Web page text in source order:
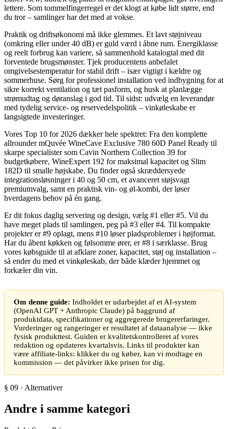
lettere. Som tommelfingerregel er det klogt at købe lidt større, end
du tror – samlinger har det med at vokse.
Praktik og driftsøkonomi må ikke glemmes. Et lavt støjniveau
(omkring eller under 40 dB) er guld værd i åbne rum. Energiklasse
og reelt forbrug kan variere, så sammenhold katalogtal med dit
forventede brugsmønster. Tjek producentens anbefalet
omgivelsestemperatur for stabil drift – især vigtigt i kældre og
sommerhuse. Sørg for professionel installation ved indbygning for at
sikre korrekt ventilation og tæt pasform, og husk at planlægge
strømudtag og døranslag i god tid. Til sidst: udvælg en leverandør
med tydelig service- og reservedelspolitik – vinkøleskabe er
langsigtede investeringer.
Vores Top 10 for 2026 dækker hele spektret: Fra den komplette
allrounder mQuvée WineCave Exclusive 780 60D Panel Ready til
skarpe specialister som Cavin Northern Collection 39 for
budgetkøbere, WineExpert 192 for maksimal kapacitet og Slim
182D til smalle højskabe. Du finder også skræddersyede
integrationsløsninger i 40 og 50 cm, et avanceret støjsvagt
premiumvalg, samt en praktisk vin- og øl-kombi, der løser
hverdagens behov på én gang.
Er dit fokus daglig servering og design, vælg #1 eller #5. Vil du
have meget plads til samlingen, peg på #3 eller #4. Til kompakte
projekter er #9 oplagt, mens #10 løser pladsproblemer i højformat.
Har du åbent køkken og følsomme ører, er #8 i særklasse. Brug
vores købsguide til at afklare zoner, kapacitet, støj og installation –
så ender du med et vinkøleskab, der både klæder hjemmet og
forkæler din vin.
Om denne guide: Indholdet er udarbejdet af et AI-system
(OpenAI GPT + Anthropic Claude) på baggrund af
produktdata, specifikationer og aggregerede brugererfaringer.
Vurderinger og rangeringer er resultatet af dataanalyse — ikke
fysisk produkttest. Guiden er kvalitetskontrolleret af vores
redaktion og opdateres kvartalsvis. Links til produkter kan
være affiliate-links: klikker du og køber, kan vi modtage en
kommission — det påvirker ikke prisen for dig.
§ 09 · Alternativer
Andre i samme kategori